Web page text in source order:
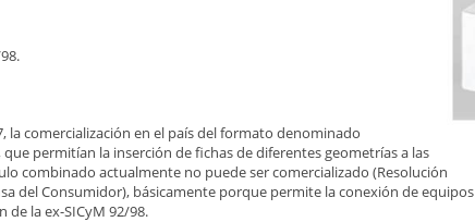
la comercialización en el país del formato denominado
permitían la inserción de fichas de diferentes geometrías a las
combinado actualmente no puede ser comercializado (Resolución
del Consumidor), básicamente porque permite la conexión de equipos
de la ex-SICyM 92/98.